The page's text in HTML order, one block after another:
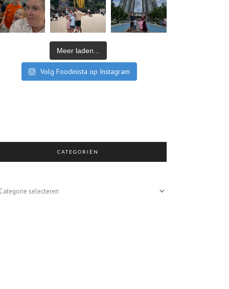
Meer laden...
Volg Foodinista op Instagram
CATEGORIËN